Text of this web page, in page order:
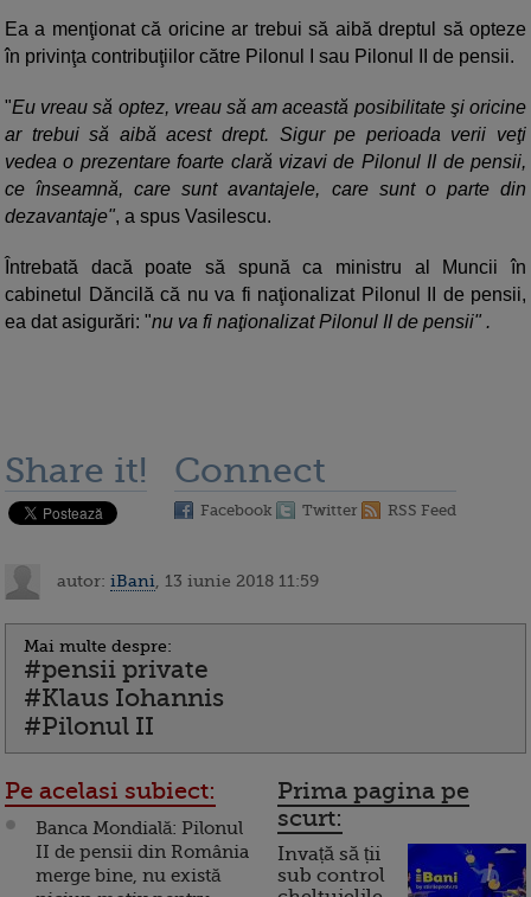
Ea a menţionat că oricine ar trebui să aibă dreptul să opteze
în privinţa contribuţiilor către Pilonul I sau Pilonul II de pensii.
"Eu vreau să optez, vreau să am această posibilitate şi oricine
ar trebui să aibă acest drept. Sigur pe perioada verii veţi
vedea o prezentare foarte clară vizavi de Pilonul II de pensii,
ce înseamnă, care sunt avantajele, care sunt o parte din
dezavantaje", a spus Vasilescu.
Întrebată dacă poate să spună ca ministru al Muncii în
cabinetul Dăncilă că nu va fi naţionalizat Pilonul II de pensii,
ea dat asigurări: "nu va fi naţionalizat Pilonul II de pensii" .
Share it! Connect
Facebook Twitter RSS Feed
autor: iBani , 13 iunie 2018 11:59
Mai multe despre:
#pensii private
#Klaus Iohannis
#Pilonul II
Pe acelasi subiect:
Banca Mondială: Pilonul
II de pensii din România
merge bine, nu există
Prima pagina pe
scurt:
Invață să ții
sub control